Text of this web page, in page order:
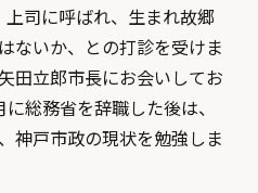
司に呼ばれ、生まれ故郷
ないか、との打診を受けま
田立郎市長にお会いしてお
総務省を辞職した後は、
神戸市政の現状を勉強しま